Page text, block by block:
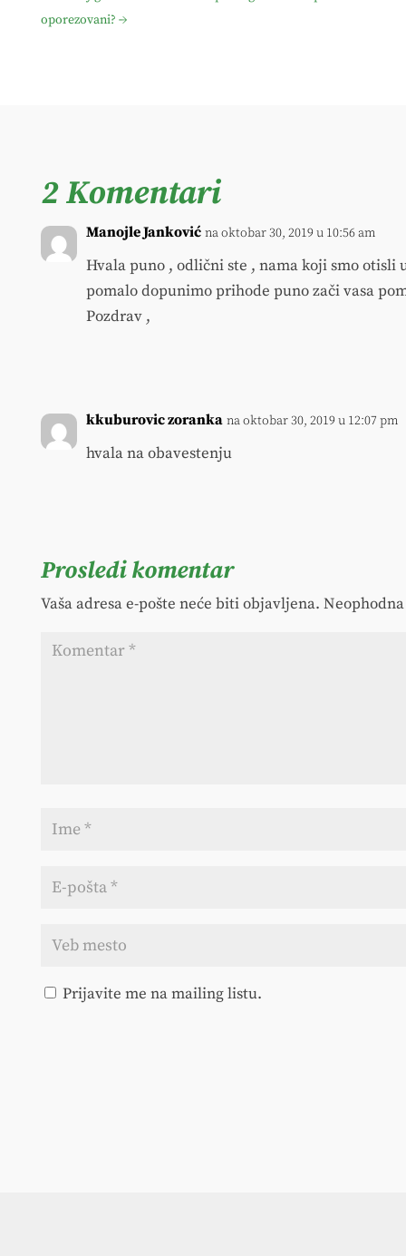
oporezovani? →
2 Komentari
Manojle Janković na oktobar 30, 2019 u 10:56 am
Hvala puno , odlični ste , nama koji smo
pomalo dopunimo prihode puno zači vasa
Pozdrav ,
kkuburovic zoranka na oktobar 30, 2019 u 12:07 pm
hvala na obavestenju
Prosledi komentar
Vaša adresa e-pošte neće biti objavljena.
Prijavite me na mailing listu.